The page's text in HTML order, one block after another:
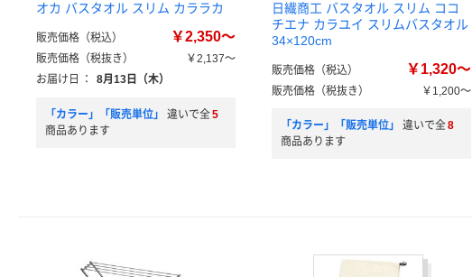
オカ バスタオル スリム カララカ
販売価格（税込） ￥2,350～
販売価格（税抜き）
￥2,137～
お届け日
： 8月13日（木）
「カラー」「販売単位」 違いで全5
商品あります
日繊商工 バスタオル スリム ココ
チエナ カラユイ スリムバスタオル
34×120cm
販売価格（税込） ￥1,320～
販売価格（税抜き） ￥1,200～
「カラー」「販売単位」 違いで全8
商品あります